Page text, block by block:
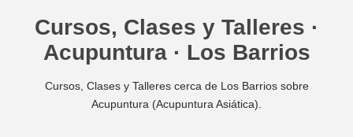
Cursos, Clases y Talleres ·
Acupuntura · Los Barrios
Cursos, Clases y Talleres cerca de Los Barrios sobre
Acupuntura (Acupuntura Asiática).